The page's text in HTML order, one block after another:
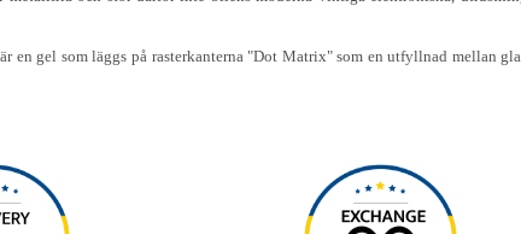
gel som läggs på rasterkanterna "Dot Matrix" som en utfyllnad mellan